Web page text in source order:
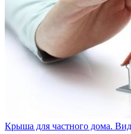
Крыша для частного дома.